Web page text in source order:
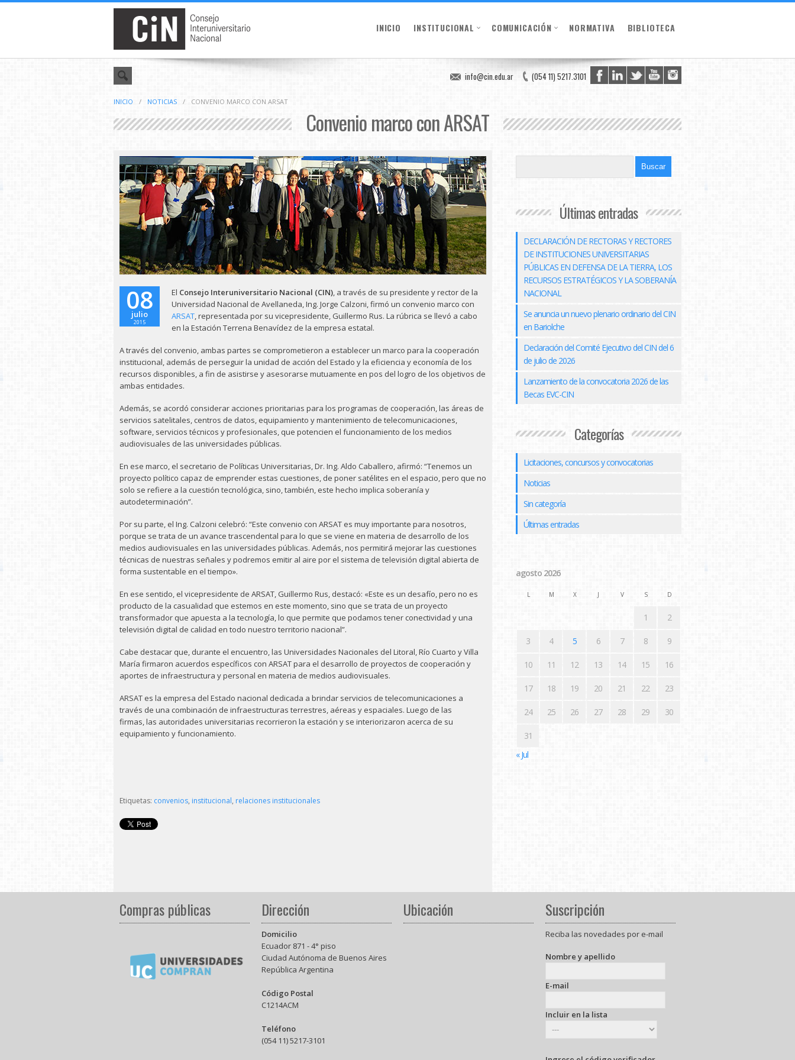
INICIO INSTITUCIONAL COMUNICACIÓN NORMATIVA BIBLIOTECA
(054 11) 5217.3101
info@cin.edu.ar
INICIO / NOTICIAS / CONVENIO MARCO CON ARSAT
Convenio marco con ARSAT
08
julio
2015
El Consejo Interuniversitario Nacional (CIN), a través de su presidente y rector de la
Universidad Nacional de Avellaneda, Ing. Jorge Calzoni, firmó un convenio marco con
ARSAT, representada por su vicepresidente, Guillermo Rus. La rúbrica se llevó a cabo
en la Estación Terrena Benavídez de la empresa estatal.
A través del convenio, ambas partes se comprometieron a establecer un marco para la cooperación
institucional, además de perseguir la unidad de acción del Estado y la eficiencia y economía de los
recursos disponibles, a fin de asistirse y asesorarse mutuamente en pos del logro de los objetivos de
ambas entidades.
Además, se acordó considerar acciones prioritarias para los programas de cooperación, las áreas de
servicios satelitales, centros de datos, equipamiento y mantenimiento de telecomunicaciones,
software, servicios técnicos y profesionales, que potencien el funcionamiento de los medios
audiovisuales de las universidades públicas.
En ese marco, el secretario de Políticas Universitarias, Dr. Ing. Aldo Caballero, afirmó: “Tenemos un
proyecto político capaz de emprender estas cuestiones, de poner satélites en el espacio, pero que no
solo se refiere a la cuestión tecnológica, sino, también, este hecho implica soberanía y
autodeterminación”.
Por su parte, el Ing. Calzoni celebró: “Este convenio con ARSAT es muy importante para nosotros,
porque se trata de un avance trascendental para lo que se viene en materia de desarrollo de los
medios audiovisuales en las universidades públicas. Además, nos permitirá mejorar las cuestiones
técnicas de nuestras señales y podremos emitir al aire por el sistema de televisión digital abierta de
forma sustentable en el tiempo».
En ese sentido, el vicepresidente de ARSAT, Guillermo Rus, destacó: «Este es un desafío, pero no es
producto de la casualidad que estemos en este momento, sino que se trata de un proyecto
transformador que apuesta a la tecnología, lo que permite que podamos tener conectividad y una
televisión digital de calidad en todo nuestro territorio nacional”.
Cabe destacar que, durante el encuentro, las Universidades Nacionales del Litoral, Río Cuarto y Villa
María firmaron acuerdos específicos con ARSAT para el desarrollo de proyectos de cooperación y
aportes de infraestructura y personal en materia de medios audiovisuales.
ARSAT es la empresa del Estado nacional dedicada a brindar servicios de telecomunicaciones a
través de una combinación de infraestructuras terrestres, aéreas y espaciales. Luego de las
firmas, las autoridades universitarias recorrieron la estación y se interiorizaron acerca de su
equipamiento y funcionamiento.
Etiquetas: convenios, institucional, relaciones institucionales
Últimas entradas
DECLARACIÓN DE RECTORAS Y RECTORES
DE INSTITUCIONES UNIVERSITARIAS
PÚBLICAS EN DEFENSA DE LA TIERRA, LOS
RECURSOS ESTRATÉGICOS Y LA SOBERANÍA
NACIONAL
Se anuncia un nuevo plenario ordinario del CIN
en Bariolche
Declaración del Comité Ejecutivo del CIN del 6
de julio de 2026
Lanzamiento de la convocatoria 2026 de las
Becas EVC-CIN
Categorías
Licitaciones, concursos y convocatorias
Noticias
Sin categoría
Últimas entradas
agosto 2026
L M X J V S D
1 2
3 4 5 6 7 8 9
10 11 12 13 14 15 16
17 18 19 20 21 22 23
24 25 26 27 28 29 30
31
« Jul
Compras públicas Dirección
Domicilio
Ecuador 871 - 4° piso
Ciudad Autónoma de Buenos Aires
República Argentina
Código Postal
C1214ACM
Teléfono
(054 11) 5217-3101
Ubicación Suscripción
Reciba las novedades por e-mail
Nombre y apellido
E-mail
Incluir en la lista